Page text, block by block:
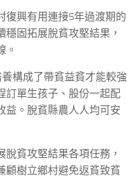
復興有用連接5年過渡期的
固拓展脫貧攻堅結果，
。
構成了帶貧益貧才能較強
訂單生孩子、股份一起配
益。脫貧縣農人人均可安
貧攻堅結果各項任務，
顧樹立鄉村避免返貧致貧